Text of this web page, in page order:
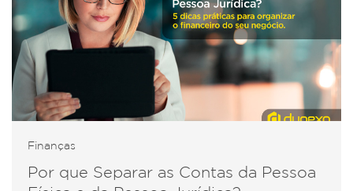
Finanças
Por que Separar as Contas da Pessoa